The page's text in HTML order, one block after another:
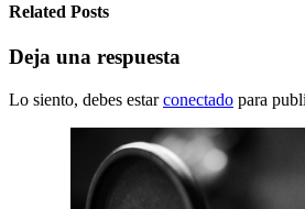
Related Posts
Deja una respuesta
Lo siento, debes estarconectado para